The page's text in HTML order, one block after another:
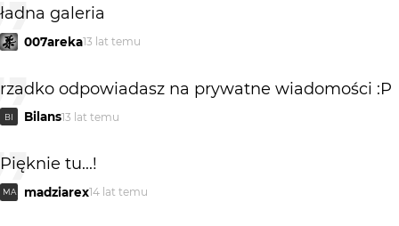
ładna galeria
007areka13 lat temu
rzadko odpowiadasz na prywatne wiadomości :P
BI Bilans13 lat temu
Pięknie tu...!
MA madziarex14 lat temu